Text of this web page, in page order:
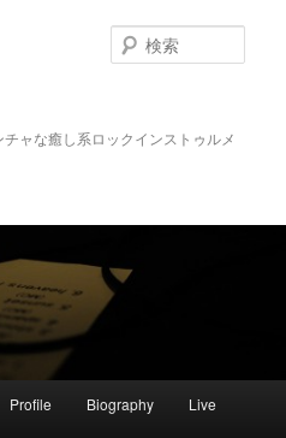
ャな癒し系ロックインストゥルメ
索
Profile Biography Live